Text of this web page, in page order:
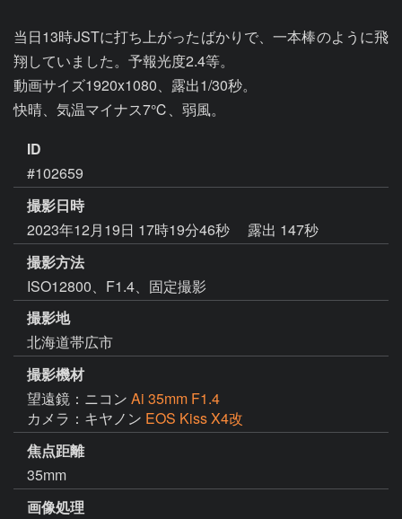
当日13時JSTに打ち上がったばかりで、一本棒のように飛
翔していました。予報光度2.4等。
動画サイズ1920x1080、露出1/30秒。
快晴、気温マイナス7℃、弱風。
ID
#102659
撮影日時
2023年12月19日 17時19分46秒
露出 147秒
撮影方法
ISO12800、F1.4、固定撮影
撮影地
北海道帯広市
撮影機材
望遠鏡：ニコン Ai 35mm F1.4
カメラ：キヤノン EOS Kiss X4改
焦点距離
35mm
画像処理